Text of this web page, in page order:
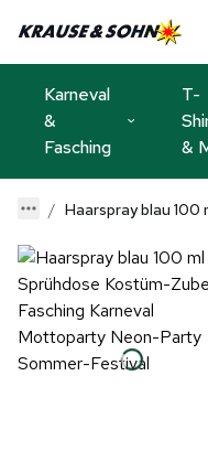
Karneval
&
Fasching
T-
&
Haarspray blau